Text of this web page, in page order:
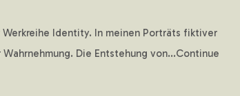
Werkreihe Identity. In meinen Porträts fiktiver
Die Entstehung von...Continue